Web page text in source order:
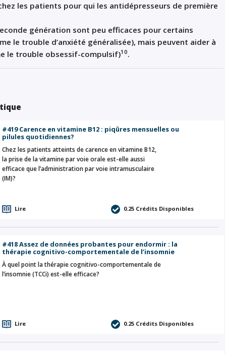
les patients pour qui les antidépresseurs de première
génération sont peu efficaces pour certains
le trouble d’anxiété généralisée), mais peuvent aider à
le trouble obsessif-compulsif)10.
#419 Carence en vitamine B12 : piqûres mensuelles ou
pilules quotidiennes?
Chez les patients atteints de carence en vitamine B12,
la prise de la vitamine par voie orale est-elle aussi
efficace que l’administration par voie intramusculaire
(IM)?
Lire 0.25 Crédits Disponibles
#418 Assez de données probantes pour endormir : la
thérapie cognitivo-comportementale de l’insomnie
À quel point la thérapie cognitivo-comportementale de
l’insomnie (TCCi) est-elle efficace?
Lire 0.25 Crédits Disponibles